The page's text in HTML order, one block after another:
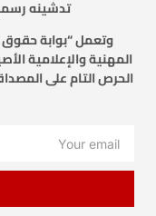
تدشينه رسميا في 12
وتعمل “بوابة حقوق
المهنية والإعلامية
الحرص التام على